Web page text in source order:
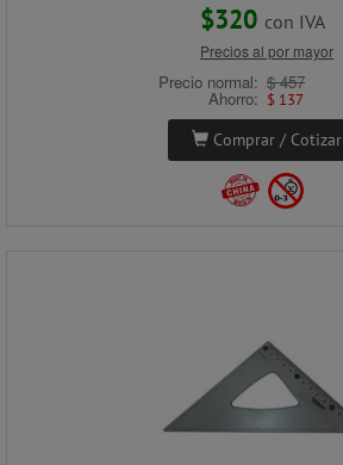
$320 con IVA
Precios al por mayor
Precio normal: $ 457
Ahorro: $ 137
Comprar / Cotizar